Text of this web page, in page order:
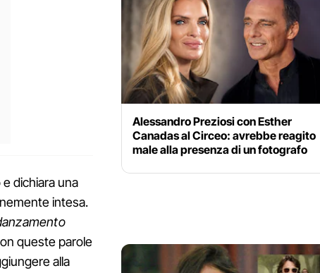
dichiara una
intesa.
queste parole
alla
Alessandro Preziosi con Esther
Canadas al Circeo: avrebbe reagito
male alla presenza di un fotografo